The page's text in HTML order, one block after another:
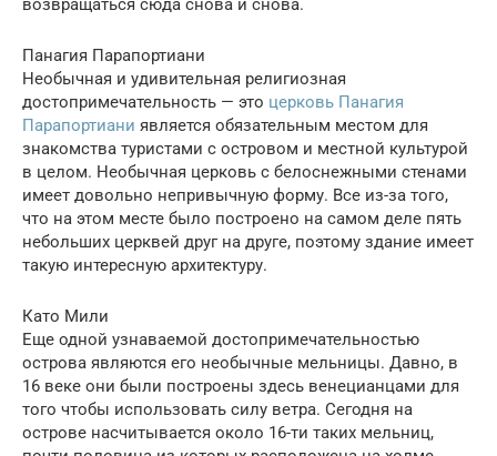
возвращаться сюда снова и снова.
Панагия Парапортиани
Необычная и удивительная религиозная
достопримечательность — это церковь Панагия
Парапортиани является обязательным местом для
знакомства туристами с островом и местной культурой
в целом. Необычная церковь с белоснежными стенами
имеет довольно непривычную форму. Все из-за того,
что на этом месте было построено на самом деле пять
небольших церквей друг на друге, поэтому здание имеет
такую интересную архитектуру.
Като Мили
Еще одной узнаваемой достопримечательностью
острова являются его необычные мельницы. Давно, в
16 веке они были построены здесь венецианцами для
того чтобы использовать силу ветра. Сегодня на
острове насчитывается около 16-ти таких мельниц,